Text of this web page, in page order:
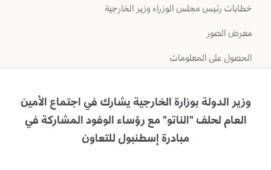
خطابات رئيس مجلس الوزراء وزير الخارجية
معرض الصور
الحصول على المعلومات
وزير الدولة بوزارة الخارجية يشارك في اجتماع الأمين
العام لحلف "الناتو" مع رؤساء الوفود المشاركة في
مبادرة إسطنبول للتعاون